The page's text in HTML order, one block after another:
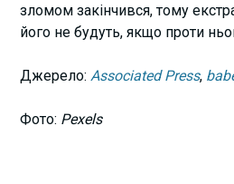
зломом закінчився, тому
його не будуть, якщо проти
Джерело: Associated Press,
Фото: Pexels